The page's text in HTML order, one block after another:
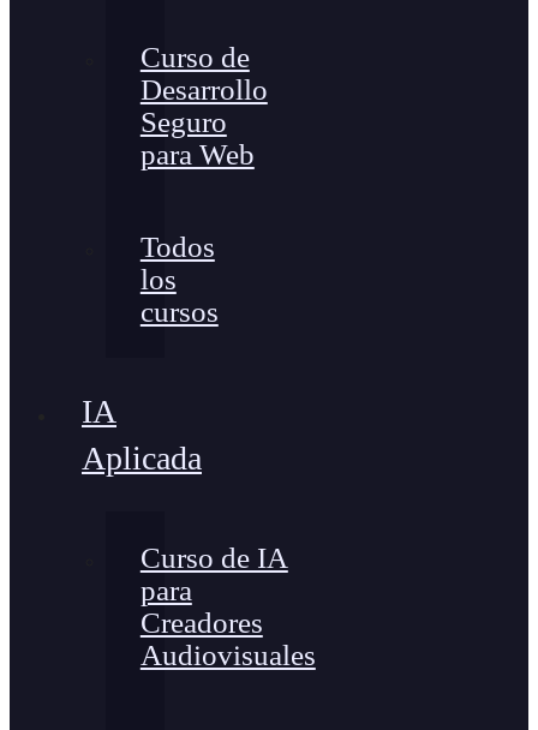
Curso de
Desarrollo
Seguro
para Web
Todos
los
cursos
IA
Aplicada
Curso de IA
para
Creadores
Audiovisuales